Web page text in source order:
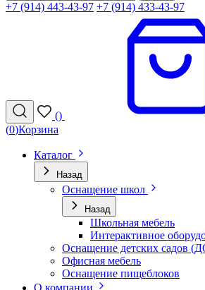
+7 (914) 443-43-97 +7 (914) 433-43-97
()
(0)Корзина
Каталог
Назад
Оснащение школ
Назад
Школьная мебель
Интерактивное
Оснащение детских садов
Офисная мебель
Оснащение пищеблоков
О компании